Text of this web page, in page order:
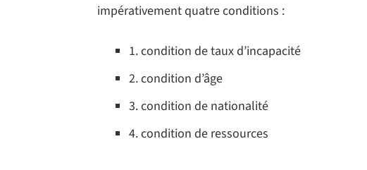
impérativement quatre conditions :
1. condition de taux d’incapacité
2. condition d’âge
3. condition de nationalité
4. condition de ressources